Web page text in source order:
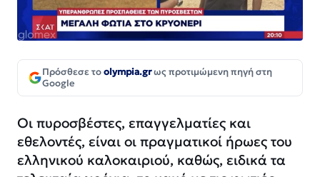
Πρόσθεσε τοolympia.grως προτιμώμενη πηγή στη
Google
Οι πυροσβέστες, επαγγελματίες και
εθελοντές, είναι οι πραγματικοί ήρωες του
ελληνικού καλοκαιριού, καθώς, ειδικά τα